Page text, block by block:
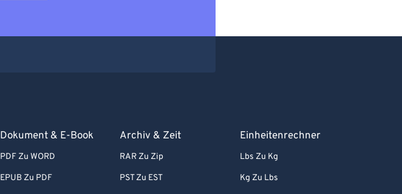
Dokument & E-Book
PDF Zu WORD
EPUB Zu PDF
Archiv & Zeit
RAR Zu Zip
PST Zu EST
Einheitenrechner
Lbs Zu Kg
Kg Zu Lbs